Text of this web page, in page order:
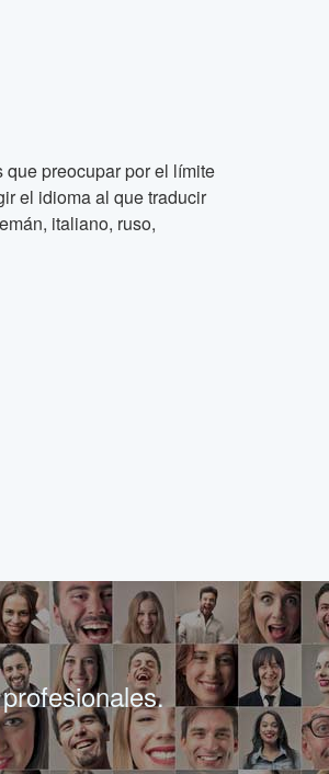
preocupar por el límite
el idioma al que traducir
italiano, ruso,